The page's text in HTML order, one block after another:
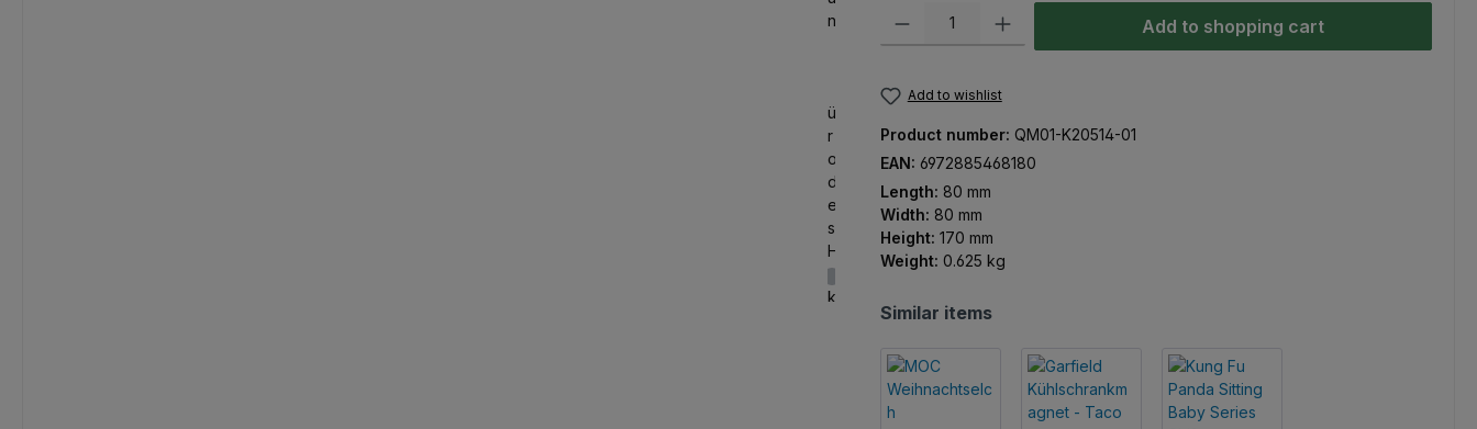
Product Quantity: Enter the desired amount or use the buttons to increase or
Add to shopping cart
Add to wishlist
Product number: QM01-K20514-01
EAN: 6972885468180
Length: 80 mm
Width: 80 mm
Height: 170 mm
Weight: 0.625 kg
Similar items